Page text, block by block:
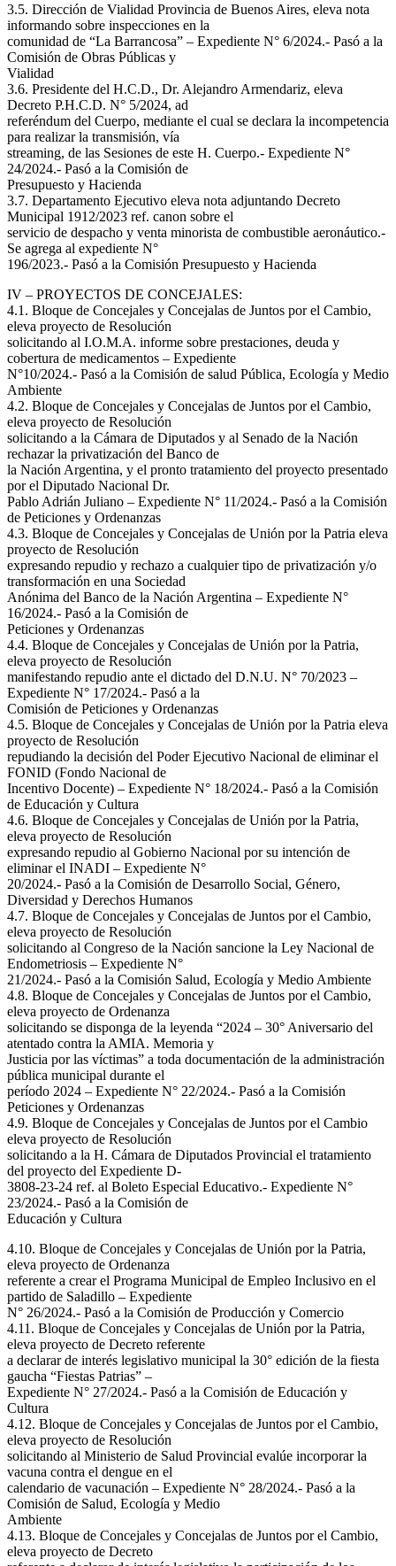
3.5. Dirección de Vialidad Provincia de Buenos Aires, eleva nota
informando sobre inspecciones en la
comunidad de “La Barrancosa” – Expediente N° 6/2024.- Pasó a la
Comisión de Obras Públicas y
Vialidad
3.6. Presidente del H.C.D., Dr. Alejandro Armendariz, eleva
Decreto P.H.C.D. N° 5/2024, ad
referéndum del Cuerpo, mediante el cual se declara la incompetencia
para realizar la transmisión, vía
streaming, de las Sesiones de este H. Cuerpo.- Expediente N°
24/2024.- Pasó a la Comisión de
Presupuesto y Hacienda
3.7. Departamento Ejecutivo eleva nota adjuntando Decreto
Municipal 1912/2023 ref. canon sobre el
servicio de despacho y venta minorista de combustible aeronáutico.-
Se agrega al expediente N°
196/2023.- Pasó a la Comisión Presupuesto y Hacienda
IV – PROYECTOS DE CONCEJALES:
4.1. Bloque de Concejales y Concejalas de Juntos por el Cambio,
eleva proyecto de Resolución
solicitando al I.O.M.A. informe sobre prestaciones, deuda y
cobertura de medicamentos – Expediente
N°10/2024.- Pasó a la Comisión de salud Pública, Ecología y Medio
Ambiente
4.2. Bloque de Concejales y Concejalas de Juntos por el Cambio,
eleva proyecto de Resolución
solicitando a la Cámara de Diputados y al Senado de la Nación
rechazar la privatización del Banco de
la Nación Argentina, y el pronto tratamiento del proyecto presentado
por el Diputado Nacional Dr.
Pablo Adrián Juliano – Expediente N° 11/2024.- Pasó a la Comisión
de Peticiones y Ordenanzas
4.3. Bloque de Concejales y Concejalas de Unión por la Patria eleva
proyecto de Resolución
expresando repudio y rechazo a cualquier tipo de privatización y/o
transformación en una Sociedad
Anónima del Banco de la Nación Argentina – Expediente N°
16/2024.- Pasó a la Comisión de
Peticiones y Ordenanzas
4.4. Bloque de Concejales y Concejalas de Unión por la Patria,
eleva proyecto de Resolución
manifestando repudio ante el dictado del D.N.U. N° 70/2023 –
Expediente N° 17/2024.- Pasó a la
Comisión de Peticiones y Ordenanzas
4.5. Bloque de Concejales y Concejalas de Unión por la Patria eleva
proyecto de Resolución
repudiando la decisión del Poder Ejecutivo Nacional de eliminar el
FONID (Fondo Nacional de
Incentivo Docente) – Expediente N° 18/2024.- Pasó a la Comisión
de Educación y Cultura
4.6. Bloque de Concejales y Concejalas de Unión por la Patria,
eleva proyecto de Resolución
expresando repudio al Gobierno Nacional por su intención de
eliminar el INADI – Expediente N°
20/2024.- Pasó a la Comisión de Desarrollo Social, Género,
Diversidad y Derechos Humanos
4.7. Bloque de Concejales y Concejalas de Juntos por el Cambio,
eleva proyecto de Resolución
solicitando al Congreso de la Nación sancione la Ley Nacional de
Endometriosis – Expediente N°
21/2024.- Pasó a la Comisión Salud, Ecología y Medio Ambiente
4.8. Bloque de Concejales y Concejalas de Juntos por el Cambio,
eleva proyecto de Ordenanza
solicitando se disponga de la leyenda “2024 – 30° Aniversario del
atentado contra la AMIA. Memoria y
Justicia por las víctimas” a toda documentación de la administración
pública municipal durante el
período 2024 – Expediente N° 22/2024.- Pasó a la Comisión
Peticiones y Ordenanzas
4.9. Bloque de Concejales y Concejalas de Juntos por el Cambio
eleva proyecto de Resolución
solicitando a la H. Cámara de Diputados Provincial el tratamiento
del proyecto del Expediente D-
3808-23-24 ref. al Boleto Especial Educativo.- Expediente N°
23/2024.- Pasó a la Comisión de
Educación y Cultura
4.10. Bloque de Concejales y Concejalas de Unión por la Patria,
eleva proyecto de Ordenanza
referente a crear el Programa Municipal de Empleo Inclusivo en el
partido de Saladillo – Expediente
N° 26/2024.- Pasó a la Comisión de Producción y Comercio
4.11. Bloque de Concejales y Concejalas de Unión por la Patria,
eleva proyecto de Decreto referente
a declarar de interés legislativo municipal la 30° edición de la fiesta
gaucha “Fiestas Patrias” –
Expediente N° 27/2024.- Pasó a la Comisión de Educación y
Cultura
4.12. Bloque de Concejales y Concejalas de Juntos por el Cambio,
eleva proyecto de Resolución
solicitando al Ministerio de Salud Provincial evalúe incorporar la
vacuna contra el dengue en el
calendario de vacunación – Expediente N° 28/2024.- Pasó a la
Comisión de Salud, Ecología y Medio
Ambiente
4.13. Bloque de Concejales y Concejalas de Juntos por el Cambio,
eleva proyecto de Decreto